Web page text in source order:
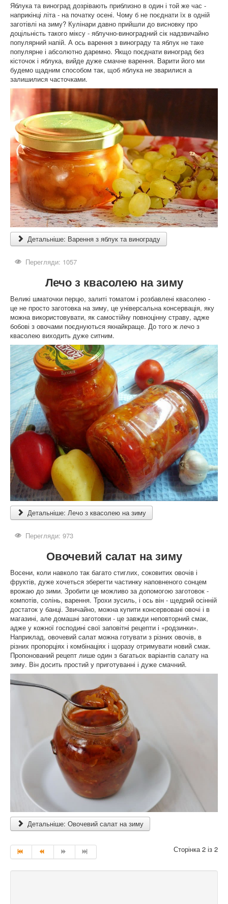
Яблука та виноград дозрівають приблизно в один і той же час -
наприкінці літа - на початку осені. Чому б не поєднати їх в одній
заготівлі на зиму? Кулінари давно прийшли до висновку про
доцільність такого міксу - яблучно-виноградний сік надзвичайно
популярний напій. А ось варення з винограду та яблук не таке
популярне і абсолютно даремно. Якщо поєднати виноград без
кісточок і яблука, вийде дуже смачне варення. Варити його ми
будемо щадним способом так, щоб яблука не зварилися а
залишилися часточками.
Детальніше: Варення з яблук та винограду
Перегляди: 1057
Лечо з квасолею на зиму
Великі шматочки перцю, залиті томатом і розбавлені квасолею -
це не просто заготовка на зиму, це універсальна консервація, яку
можна використовувати, як самостійну повноцінну страву, адже
бобові з овочами поєднуються якнайкраще. До того ж лечо з
квасолею виходить дуже ситним.
Детальніше: Лечо з квасолею на зиму
Перегляди: 973
Овочевий салат на зиму
Восени, коли навколо так багато стиглих, соковитих овочів і
фруктів, дуже хочеться зберегти частинку наповненого сонцем
врожаю до зими. Зробити це можливо за допомогою заготовок -
компотів, солінь, варення. Трохи зусиль, і ось він - щедрий осінній
достаток у банці. Звичайно, можна купити консервовані овочі і в
магазині, але домашні заготовки - це завжди неповторний смак,
адже у кожної господині свої заповітні рецепти і «родзинки».
Наприклад, овочевий салат можна готувати з різних овочів, в
різних пропорціях і комбінаціях і щоразу отримувати новий смак.
Пропонований рецепт лише один з багатьох варіантів салату на
зиму. Він досить простий у приготуванні і дуже смачний.
Детальніше: Овочевий салат на зиму
Сторінка 2 із 2